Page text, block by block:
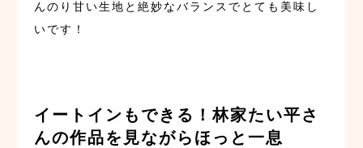
んのり甘い生地と絶妙なバランスでとても美味し
いです！
イートインもできる！林家たい平さ
んの作品を見ながらほっと一息